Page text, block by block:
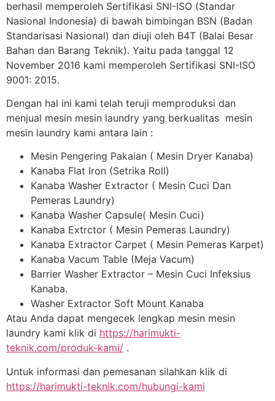
berhasil memperoleh Sertifikasi SNI-ISO (Standar
Nasional Indonesia) di bawah bimbingan BSN (Badan
Standarisasi Nasional) dan diuji oleh B4T (Balai Besar
Bahan dan Barang Teknik). Yaitu pada tanggal 12
November 2016 kami memperoleh Sertifikasi SNI-ISO
9001: 2015.
Dengan hal ini kami telah teruji memproduksi dan
menjual mesin mesin laundry yang berkualitas mesin
mesin laundry kami antara lain :
Mesin Pengering Pakaian ( Mesin Dryer Kanaba)
Kanaba Flat Iron (Setrika Roll)
Kanaba Washer Extractor ( Mesin Cuci Dan
Pemeras Laundry)
Kanaba Washer Capsule( Mesin Cuci)
Kanaba Extrctor ( Mesin Pemeras Laundry)
Kanaba Extractor Carpet ( Mesin Pemeras Karpet)
Kanaba Vacum Table (Meja Vacum)
Barrier Washer Extractor – Mesin Cuci Infeksius
Kanaba.
Washer Extractor Soft Mount Kanaba
Atau Anda dapat mengecek lengkap mesin mesin
laundry kami klik di https://harimukti-
teknik.com/produk-kami/ .
Untuk informasi dan pemesanan silahkan klik di
https://harimukti-teknik.com/hubungi-kami